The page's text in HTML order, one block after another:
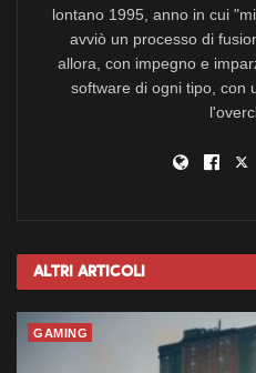
lontano 1995, anno in cui
avviò un processo di
allora, con impegno e
software di ogni tipo, con
Altri Articoli
GAMING